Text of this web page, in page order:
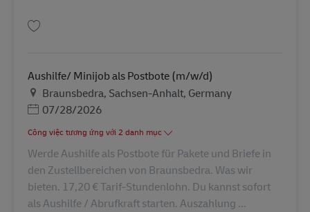
Aushilfe/ Minijob als Postbote (m/w/d)
Địa điểm
Braunsbedra, Sachsen-Anhalt, Germany
Posted Date
07/28/2026
Công việc tương ứng với 2 danh mục
Werde Aushilfe als Postbote für Pakete und Briefe in
den Zustellbereichen von Braunsbedra. Was wir
bieten. 17,20 € Tarif-Stundenlohn. Du kannst sofort
als Aushilfe / Abrufkraft starten. Auszahlung ...